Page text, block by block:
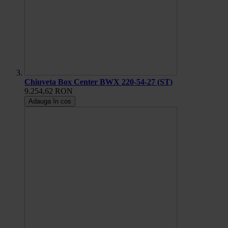
Chiuveta Box Center BWX 220-54-27 (ST)
9.254,62 RON
Adauga în cos